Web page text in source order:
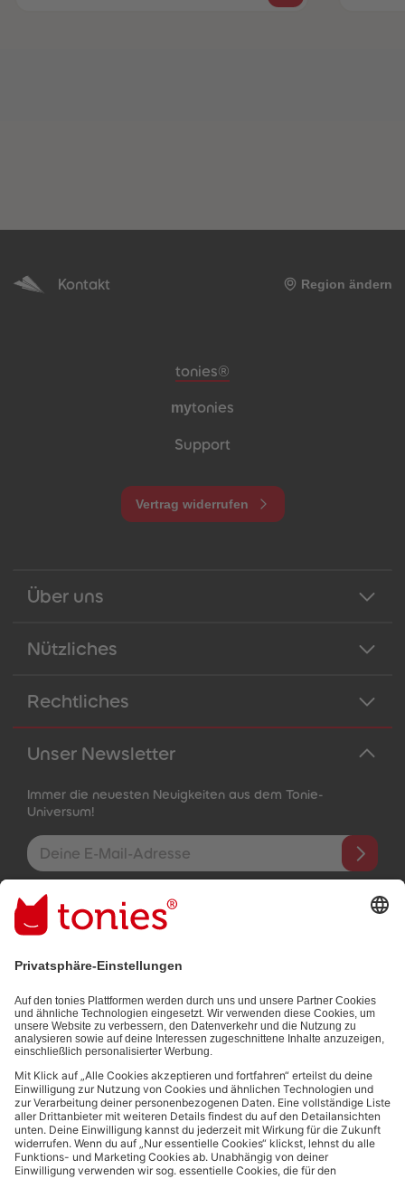
Kontakt Region ändern
Meta-Navigation Footer
tonies®
mytonies
Support
Vertrag widerrufen
Über uns
Nützliches
Rechtliches
Unser Newsletter
Immer die neuesten Neuigkeiten aus dem Tonie-
Universum!
E-Mail-Addresse
Mit dem Absenden abonnierst du unseren E-Mail-Newsletter, der
auf den von dir bereitgestellten Informationen (z.B. Account-
informationen) und den von dir zu Werbezwecken bereitgestellten
Datenschutzbestimmungen.
Bezahlmethoden:
Links zu sozialen Netzwerken